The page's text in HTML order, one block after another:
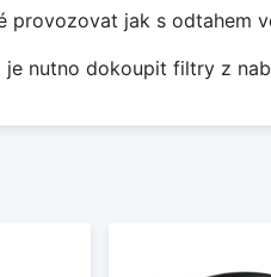
provozovat jak s odtahem
je nutno dokoupit filtry z